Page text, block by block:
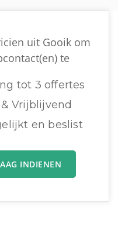
uit Gooik om
te
tot 3 offertes
Vrijblijvend
en beslist
INDIENEN